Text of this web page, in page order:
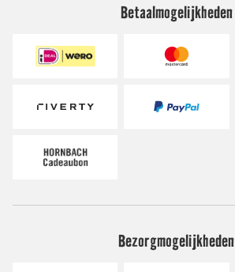
Betaalmogelijkheden
Bezorgmogelijkheden